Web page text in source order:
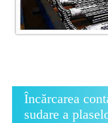
Încărcarea
sudare a